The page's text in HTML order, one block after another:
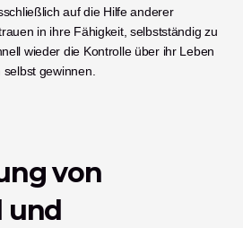
auf die Hilfe anderer
in ihre Fähigkeit, selbstständig zu
wieder die Kontrolle über ihr Leben
gewinnen.
von
und